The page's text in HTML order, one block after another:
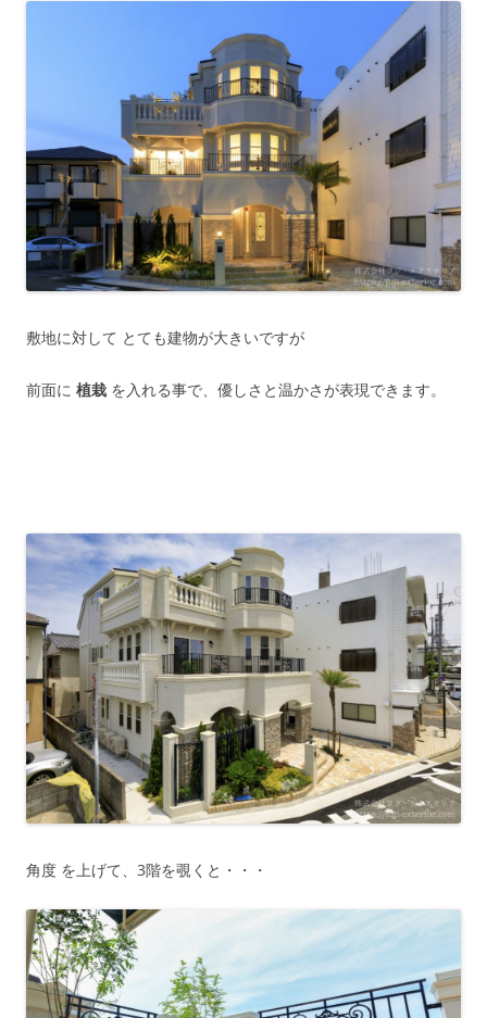
敷地に対して とても建物が大きいですが
前面に 植栽 を入れる事で、優しさと温かさが表現できます。
角度 を上げて、3階を覗くと・・・